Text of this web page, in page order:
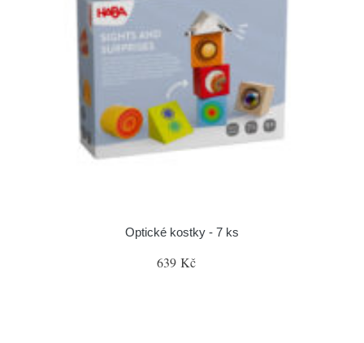
Optické kostky - 7 ks
639 Kč